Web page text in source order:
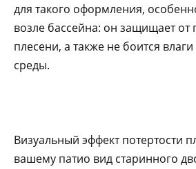
для такого оформления,
возле бассейна: он защищает от
плесени, а также не боится
среды.
Визуальный эффект потертости
вашему патио вид старинного